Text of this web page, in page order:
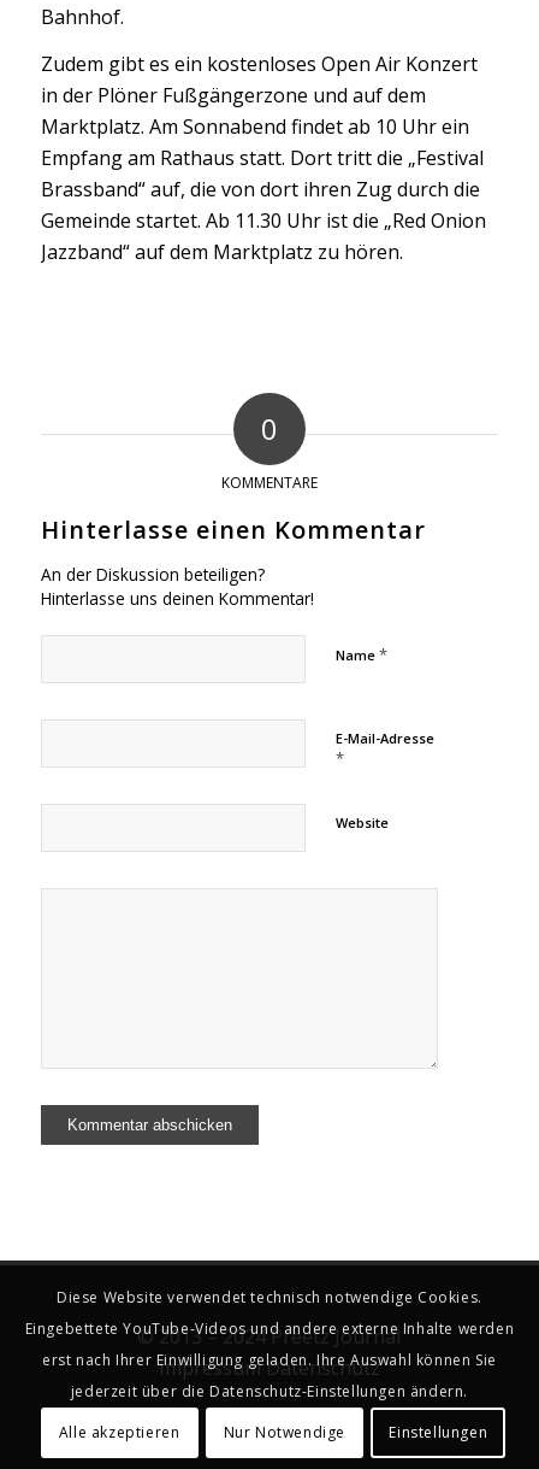
Bahnhof.
Zudem gibt es ein kostenloses Open Air Konzert
in der Plöner Fußgängerzone und auf dem
Marktplatz. Am Sonnabend findet ab 10 Uhr ein
Empfang am Rathaus statt. Dort tritt die „Festival
Brassband“ auf, die von dort ihren Zug durch die
Gemeinde startet. Ab 11.30 Uhr ist die „Red Onion
Jazzband“ auf dem Marktplatz zu hören.
0
KOMMENTARE
Hinterlasse einen Kommentar
An der Diskussion beteiligen?
Hinterlasse uns deinen Kommentar!
Name *
E-Mail-Adresse
*
Website
© 2013 – 2024 Preetz Journal
Impressum Datenschutz
Diese Website verwendet technisch notwendige Cookies.
Eingebettete YouTube-Videos und andere externe Inhalte werden
erst nach Ihrer Einwilligung geladen. Ihre Auswahl können Sie
jederzeit über die Datenschutz-Einstellungen ändern.
Alle akzeptieren Nur Notwendige Einstellungen